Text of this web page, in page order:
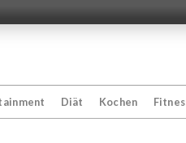
Diät Kochen